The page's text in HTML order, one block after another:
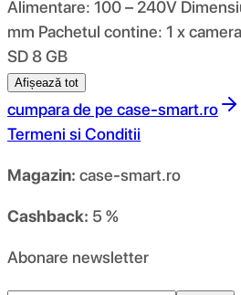
Alimentare: 100 – 240V
mm Pachetul contine: 1 x
SD 8 GB
Afișează tot
cumpara de pe case-smart.ro
Termeni si Conditii
Magazin: case-smart.ro
Cashback: 5 %
Abonare newsletter